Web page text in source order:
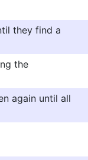
they find a
the
again until all